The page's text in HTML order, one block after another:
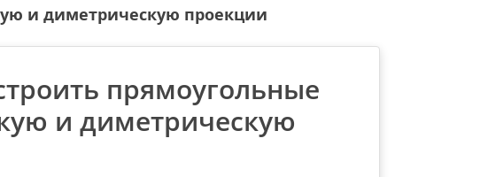
и диметрическую проекции
прямоугольные
и диметрическую